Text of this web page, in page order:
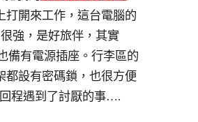
打開來工作，這台電腦的
強，是好旅伴，其實
備有電源插座。行李區的
都設有密碼鎖，也很方便
程遇到了討厭的事….